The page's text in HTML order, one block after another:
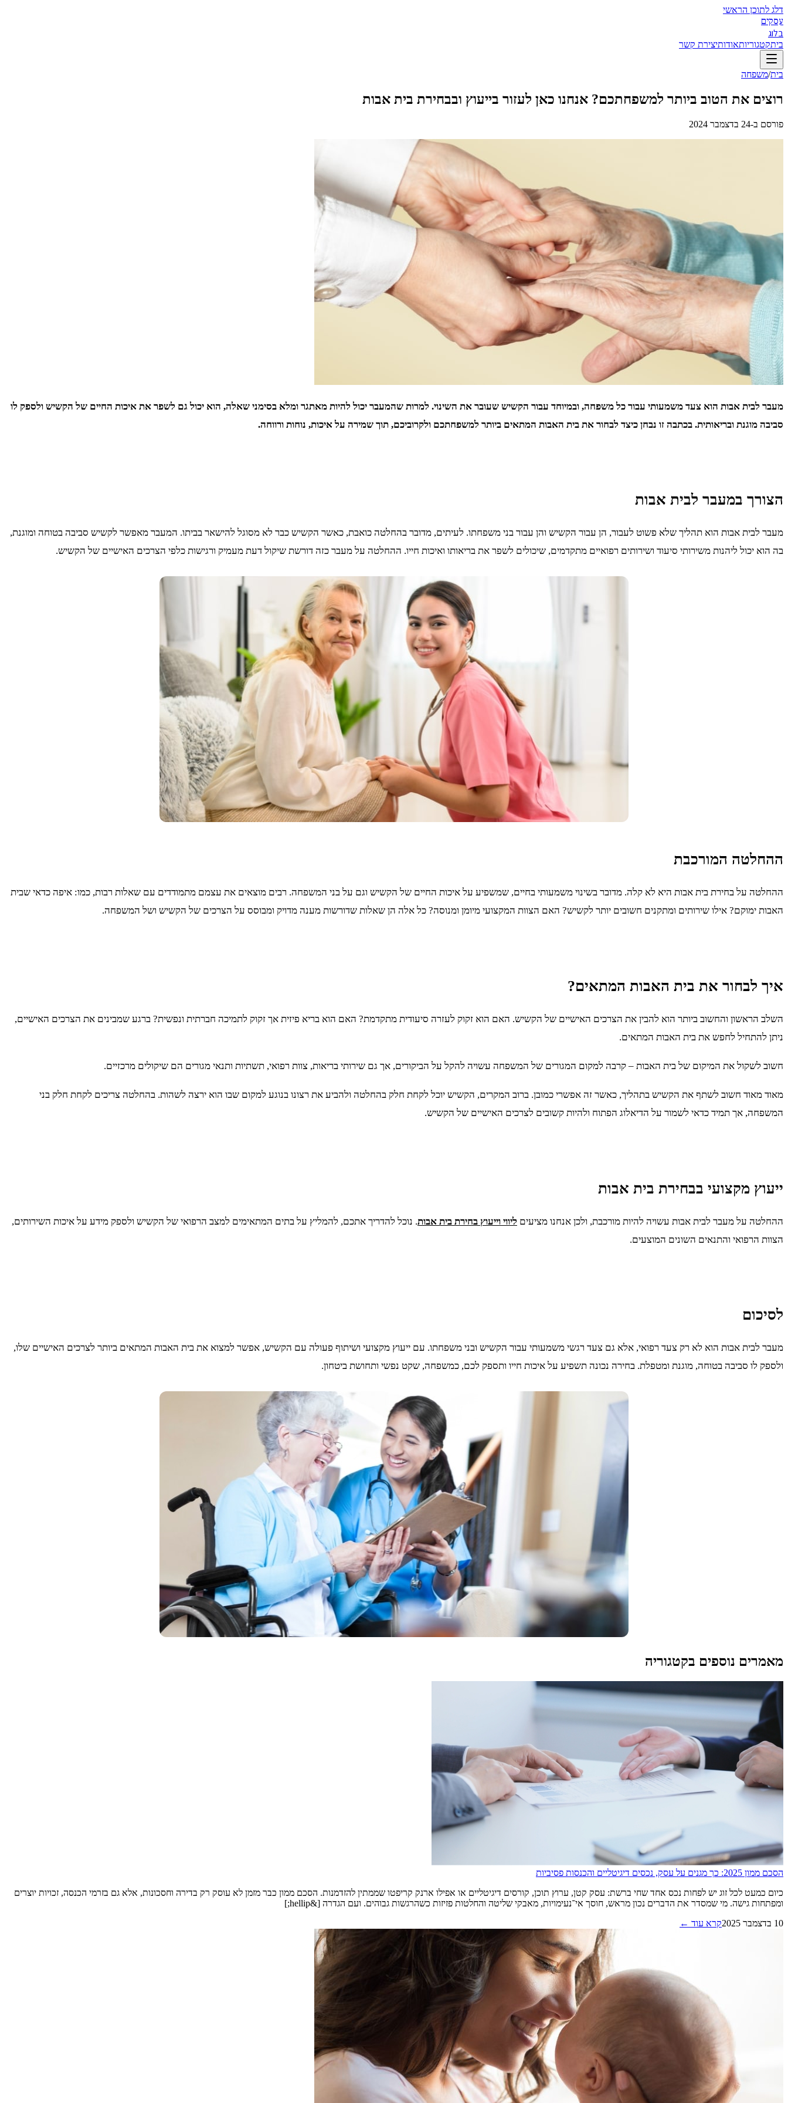
דלג לתוכן הראשי
עסקים
בלוג
ביתקטגוריותאודותיצירת קשר
בית/משפחה
רוצים את הטוב ביותר למשפחתכם? אנחנו כאן לעזור בייעוץ ובבחירת בית אבות
פורסם ב-24 בדצמבר 2024
מעבר לבית אבות הוא צעד משמעותי עבור כל משפחה, ובמיוחד עבור הקשיש שעובר את השינוי. למרות שהמעבר יכול להיות מאתגר ומלא בסימני שאלה, הוא יכול גם לשפר את איכות החיים של הקשיש ולספק לו
סביבה מוגנת ובריאותית. בכתבה זו נבחן כיצד לבחור את בית האבות המתאים ביותר למשפחתכם ולקרוביכם, תוך שמירה על איכות, נוחות ורווחה.
הצורך במעבר לבית אבות
מעבר לבית אבות הוא תהליך שלא פשוט לעבור, הן עבור הקשיש והן עבור בני משפחתו. לעיתים, מדובר בהחלטה כואבת, כאשר הקשיש כבר לא מסוגל להישאר בביתו. המעבר מאפשר לקשיש סביבה בטוחה ומוגנת,
בה הוא יכול ליהנות משירותי סיעוד ושירותים רפואיים מתקדמים, שיכולים לשפר את בריאותו ואיכות חייו. ההחלטה על מעבר כזה דורשת שיקול דעת מעמיק ורגישות כלפי הצרכים האישיים של הקשיש.
ההחלטה המורכבת
ההחלטה על בחירת בית אבות היא לא קלה. מדובר בשינוי משמעותי בחיים, שמשפיע על איכות החיים של הקשיש וגם על בני המשפחה. רבים מוצאים את עצמם מתמודדים עם שאלות רבות, כמו: איפה כדאי שבית
האבות ימוקם? אילו שירותים ומתקנים חשובים יותר לקשיש? האם הצוות המקצועי מיומן ומנוסה? כל אלה הן שאלות שדורשות מענה מדויק ומבוסס על הצרכים של הקשיש ושל המשפחה.
איך לבחור את בית האבות המתאים?
השלב הראשון והחשוב ביותר הוא להבין את הצרכים האישיים של הקשיש. האם הוא זקוק לעזרה סיעודית מתקדמת? האם הוא בריא פיזית אך זקוק לתמיכה חברתית ונפשית? ברגע שמבינים את הצרכים האישיים,
ניתן להתחיל לחפש את בית האבות המתאים.
חשוב לשקול את המיקום של בית האבות – קרבה למקום המגורים של המשפחה עשויה להקל על הביקורים, אך גם שירותי בריאות, צוות רפואי, תשתיות ותנאי מגורים הם שיקולים מרכזיים.
מאוד מאוד חשוב לשתף את הקשיש בתהליך, כאשר זה אפשרי כמובן. ברוב המקרים, הקשיש יוכל לקחת חלק בהחלטה ולהביע את רצונו בנוגע למקום שבו הוא ירצה לשהות. בהחלטה צריכים לקחת חלק בני
המשפחה, אך תמיד כדאי לשמור על הדיאלוג הפתוח ולהיות קשובים לצרכים האישיים של הקשיש.
ייעוץ מקצועי בבחירת בית אבות
ההחלטה על מעבר לבית אבות עשויה להיות מורכבת, ולכן אנחנו מציעים ליווי וייעוץ בחירת בית אבות. נוכל להדריך אתכם, להמליץ על בתים המתאימים למצב הרפואי של הקשיש ולספק מידע על איכות השירותים,
הצוות הרפואי והתנאים השונים המוצעים.
לסיכום
מעבר לבית אבות הוא לא רק צעד רפואי, אלא גם צעד רגשי משמעותי עבור הקשיש ובני משפחתו. עם ייעוץ מקצועי ושיתוף פעולה עם הקשיש, אפשר למצוא את בית האבות המתאים ביותר לצרכים האישיים שלו,
ולספק לו סביבה בטוחה, מוגנת ומטפלת. בחירה נכונה תשפיע על איכות חייו ותספק לכם, כמשפחה, שקט נפשי ותחושת ביטחון.
מאמרים נוספים בקטגוריה
הסכם ממון 2025: כך מגנים על עסק, נכסים דיגיטליים והכנסות פסיביות
כיום כמעט לכל זוג יש לפחות נכס אחד שחי ברשת: עסק קטן, ערוץ תוכן, קורסים דיגיטליים או אפילו ארנק קריפטו שממתין להזדמנות. הסכם ממון כבר מזמן לא עוסק רק בדירה וחסכונות, אלא גם בזרמי הכנסה, זכויות יוצרים
ומפתחות גישה. מי שמסדר את הדברים נכון מראש, חוסך אי־נעימויות, מאבקי שליטה והחלטות פזיזות כשהרגשות גבוהים. ועם הגדרה [&hellip;]
10 בדצמבר 2025
קרא עוד ←